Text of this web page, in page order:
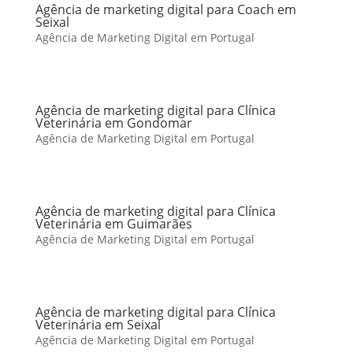
Agência de marketing digital para Coach em
Seixal
Agência de Marketing Digital em Portugal
Agência de marketing digital para Clínica
Veterinária em Gondomar
Agência de Marketing Digital em Portugal
Agência de marketing digital para Clínica
Veterinária em Guimarães
Agência de Marketing Digital em Portugal
Agência de marketing digital para Clínica
Veterinária em Seixal
Agência de Marketing Digital em Portugal